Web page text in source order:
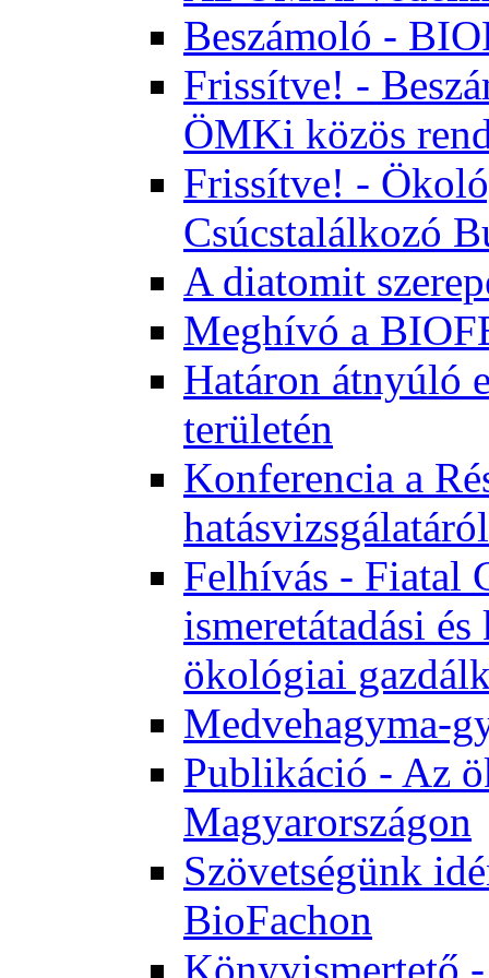
Beszámoló -
Frissítve! -
ÖMKi közös
Frissítve! -
Csúcstalálkozó
A diatomit
Meghívó a
Határon átnyúló
területén
Konferencia a
hatásvizsgálatáról
Felhívás - Fiatal
ismeretátadási
ökológiai
Medvehagyma-
Publikáció - Az
Magyarországon
Szövetségünk
BioFachon